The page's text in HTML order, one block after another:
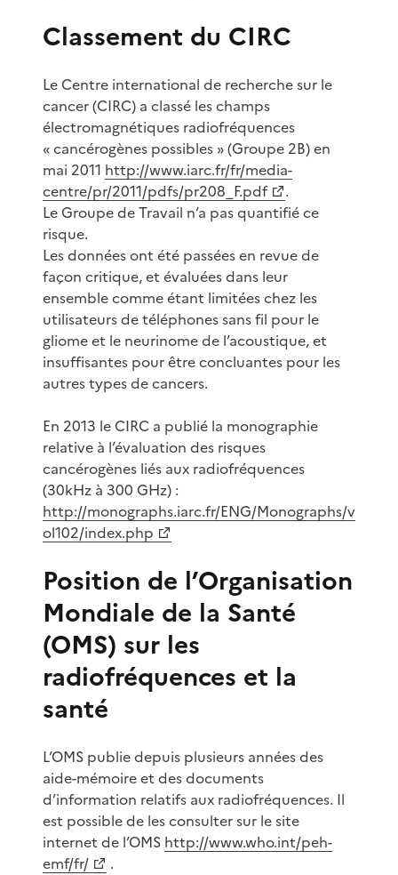
Classement du CIRC
Le Centre international de recherche sur le
cancer (CIRC) a classé les champs
électromagnétiques radiofréquences
« cancérogènes possibles » (Groupe 2B) en
mai 2011 http://www.iarc.fr/fr/media-
centre/pr/2011/pdfs/pr208_F.pdf
.
Le Groupe de Travail n’a pas quantifié ce
risque.
Les données ont été passées en revue de
façon critique, et évaluées dans leur
ensemble comme étant limitées chez les
utilisateurs de téléphones sans fil pour le
gliome et le neurinome de l’acoustique, et
insuffisantes pour être concluantes pour les
autres types de cancers.
En 2013 le CIRC a publié la monographie
relative à l’évaluation des risques
cancérogènes liés aux radiofréquences
(30kHz à 300 GHz) :
http://monographs.iarc.fr/ENG/Monographs/v
ol102/index.php
Position de l’Organisation
Mondiale de la Santé
(OMS) sur les
radiofréquences et la
santé
L’OMS publie depuis plusieurs années des
aide-mémoire et des documents
d’information relatifs aux radiofréquences. Il
est possible de les consulter sur le site
internet de l’OMS http://www.who.int/peh-
emf/fr/
.